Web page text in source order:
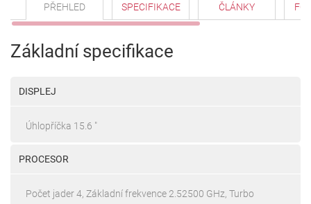
PŘEHLED SPECIFIKACE ČLÁNKY
Základní specifikace
DISPLEJ
Úhlopříčka 15.6 "
PROCESOR
Počet jader 4, Základní frekvence 2.52500 GHz, Turbo